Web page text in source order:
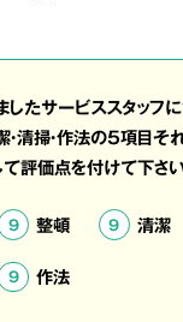
したサービススタッフに
・清掃・作法の5項目そ
評価点を付けて下さい
9 整頓 9 清潔
9 作法